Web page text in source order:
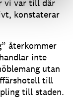
vi var till där
konstaterar
återkommer
inte
utan
till
till staden.